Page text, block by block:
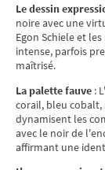
Le dessin
noire avec une
Egon Schiele et
intense, parfois
maîtrisé.
La palette fauve :
corail, bleu cobalt,
dynamisent les
avec le noir de
affirmant une